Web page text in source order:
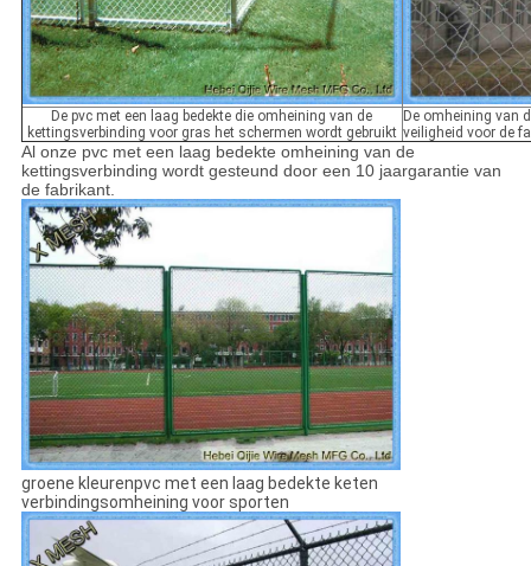
De pvc met een laag bedekte die omheining van de
kettingsverbinding voor gras het schermen wordt gebruikt
De omheining van
veiligheid voor de
Al onze pvc met een laag bedekte omheining van de
kettingsverbinding wordt gesteund door een 10 jaargarantie van
de fabrikant.
groene kleurenpvc met een laag bedekte keten
verbindingsomheining voor sporten